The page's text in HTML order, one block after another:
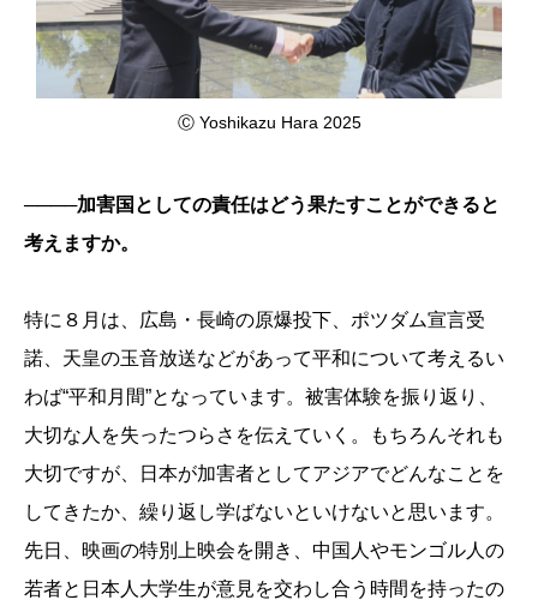
Ⓒ Yoshikazu Hara 2025
────加害国としての責任はどう果たすことができると
考えますか。
特に８月は、広島・長崎の原爆投下、ポツダム宣言受
諾、天皇の玉音放送などがあって平和について考えるい
わば“平和月間”となっています。被害体験を振り返り、
大切な人を失ったつらさを伝えていく。もちろんそれも
大切ですが、日本が加害者としてアジアでどんなことを
してきたか、繰り返し学ばないといけないと思います。
先日、映画の特別上映会を開き、中国人やモンゴル人の
若者と日本人大学生が意見を交わし合う時間を持ったの